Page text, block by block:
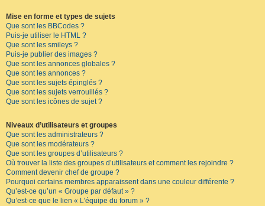
Mise en forme et types de sujets
Que sont les BBCodes ?
Puis-je utiliser le HTML ?
Que sont les smileys ?
Puis-je publier des images ?
Que sont les annonces globales ?
Que sont les annonces ?
Que sont les sujets épinglés ?
Que sont les sujets verrouillés ?
Que sont les icônes de sujet ?
Niveaux d’utilisateurs et groupes
Que sont les administrateurs ?
Que sont les modérateurs ?
Que sont les groupes d’utilisateurs ?
Où trouver la liste des groupes d’utilisateurs et comment les rejoindre ?
Comment devenir chef de groupe ?
Pourquoi certains membres apparaissent dans une couleur différente ?
Qu’est-ce qu’un « Groupe par défaut » ?
Qu’est-ce que le lien « L’équipe du forum » ?